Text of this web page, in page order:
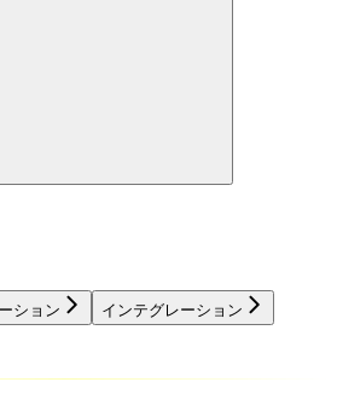
ション
インテグレーション